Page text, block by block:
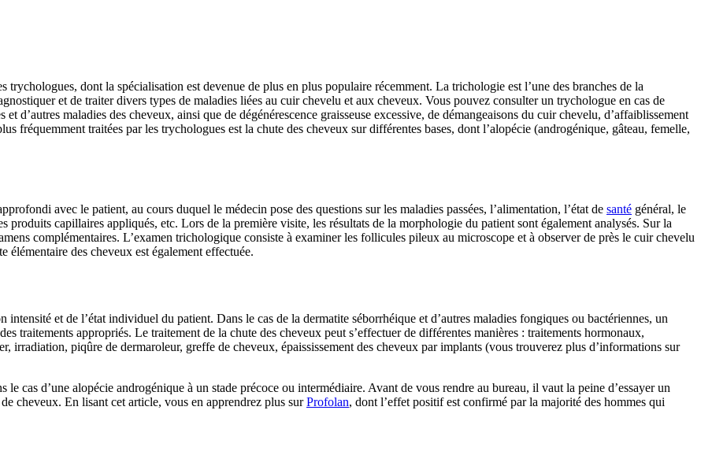
trychologues, dont la spécialisation est devenue de plus en plus populaire récemment. La trichologie est l’une des branches de la
et de traiter divers types de maladies liées au cuir chevelu et aux cheveux. Vous pouvez consulter un trychologue en cas de
d’autres maladies des cheveux, ainsi que de dégénérescence graisseuse excessive, de démangeaisons du cuir chevelu, d’affaiblissement
fréquemment traitées par les trychologues est la chute des cheveux sur différentes bases, dont l’alopécie (androgénique, gâteau, femelle,
avec le patient, au cours duquel le médecin pose des questions sur les maladies passées, l’alimentation, l’état de santé général, le
produits capillaires appliqués, etc. Lors de la première visite, les résultats de la morphologie du patient sont également analysés. Sur la
complémentaires. L’examen trichologique consiste à examiner les follicules pileux au microscope et à observer de près le cuir chevelu
élémentaire des cheveux est également effectuée.
et de l’état individuel du patient. Dans le cas de la dermatite séborrhéique et d’autres maladies fongiques ou bactériennes, un
traitements appropriés. Le traitement de la chute des cheveux peut s’effectuer de différentes manières : traitements hormonaux,
irradiation, piqûre de dermaroleur, greffe de cheveux, épaississement des cheveux par implants (vous trouverez plus d’informations sur
le cas d’une alopécie androgénique à un stade précoce ou intermédiaire. Avant de vous rendre au bureau, il vaut la peine d’essayer un
cheveux. En lisant cet article, vous en apprendrez plus surProfolan, dont l’effet positif est confirmé par la majorité des hommes qui